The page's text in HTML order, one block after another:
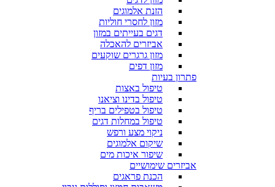
הזנת אלמוגים
מזון לחסרי חוליות
דגים בעייתים במזון
אביזרים להאכלה
מזון גרגרים שוקעים
מזון דפים
פתרון בעיות
טיפול באצות
טיפול בדינו וציאנו
טיפול בטפילים בריף
טיפול במחלות דגים
ניקוי מצע ורפש
שיקום אלמוגים
שיפור איכות מים
אביזרים שימושיים
הכנת פראגים